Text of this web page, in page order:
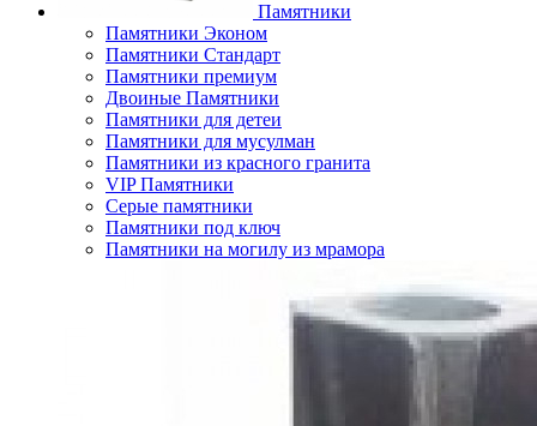
Памятники
Памятники Эконом
Памятники Стандарт
Памятники премиум
Двоиные Памятники
Памятники для детеи
Памятники для мусулман
Памятники из красного гранита
VIP Памятники
Серые памятники
Памятники под ключ
Памятники на могилу из мрамора